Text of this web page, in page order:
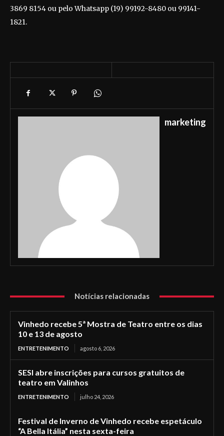
3869 8154 ou pelo Whatsapp (19) 99192-8480 ou 99141-
1821.
marketing
Notícias relacionadas
Vinhedo recebe 5ª Mostra de Teatro entre os dias
10 e 13 de agosto
ENTRETENIMENTO agosto 6, 2026
SESI abre inscrições para cursos gratuitos de
teatro em Valinhos
ENTRETENIMENTO julho 24, 2026
Festival de Inverno de Vinhedo recebe espetáculo
“A Bella Itália” nesta sexta-feira